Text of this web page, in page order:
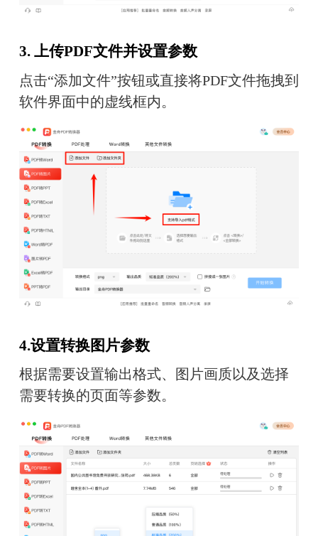
3. 上传PDF文件并设置参数
点击“添加文件”按钮或直接将PDF文件拖拽到
软件界面中的虚线框内。
4.设置转换图片参数
根据需要设置输出格式、图片画质以及选择
需要转换的页面等参数。